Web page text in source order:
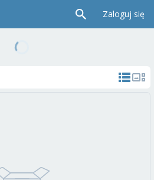
Zaloguj się